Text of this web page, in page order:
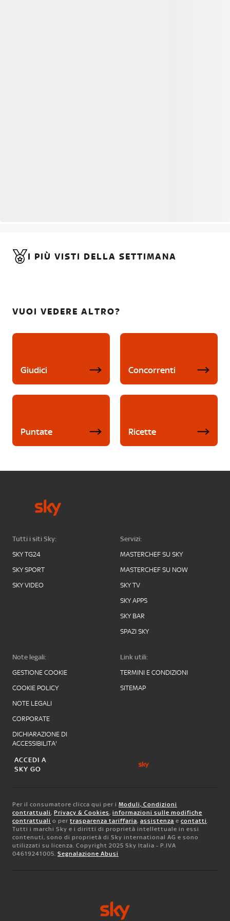
I PIÙ VISTI DELLA SETTIMANA
VUOI VEDERE ALTRO?
Giudici Concorrenti
Puntate Ricette
Tutti i siti Sky:
SKY TG24
SKY SPORT
SKY VIDEO
Servizi:
MASTERCHEF SU SKY
MASTERCHEF SU NOW
SKY TV
SKY APPS
SKY BAR
SPAZI SKY
Note legali:
GESTIONE COOKIE
COOKIE POLICY
NOTE LEGALI
CORPORATE
DICHIARAZIONE DI
ACCESSIBILITA'
Link utili:
TERMINI E CONDIZIONI
SITEMAP
ACCEDI A
SKY GO
Per il consumatore clicca qui per i Moduli, Condizioni
contrattuali, Privacy & Cookies, informazioni sulle modifiche
contrattuali o per trasparenza tariffaria, assistenza e contatti.
Tutti i marchi Sky e i diritti di proprietà intellettuale in essi
contenuti, sono di proprietà di Sky international AG e sono
utilizzati su licenza. Copyright 2025 Sky Italia - P.IVA
04619241005. Segnalazione Abusi